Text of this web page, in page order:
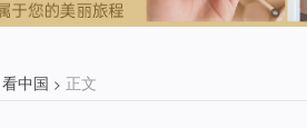
看中国 > 正文